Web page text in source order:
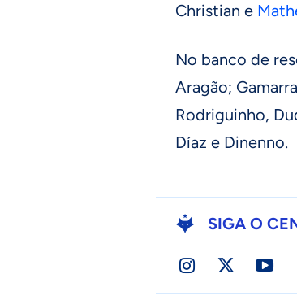
Christian e
No banco de
Aragão;
Rodriguinho,
Díaz e Dinenno.
SIGA O